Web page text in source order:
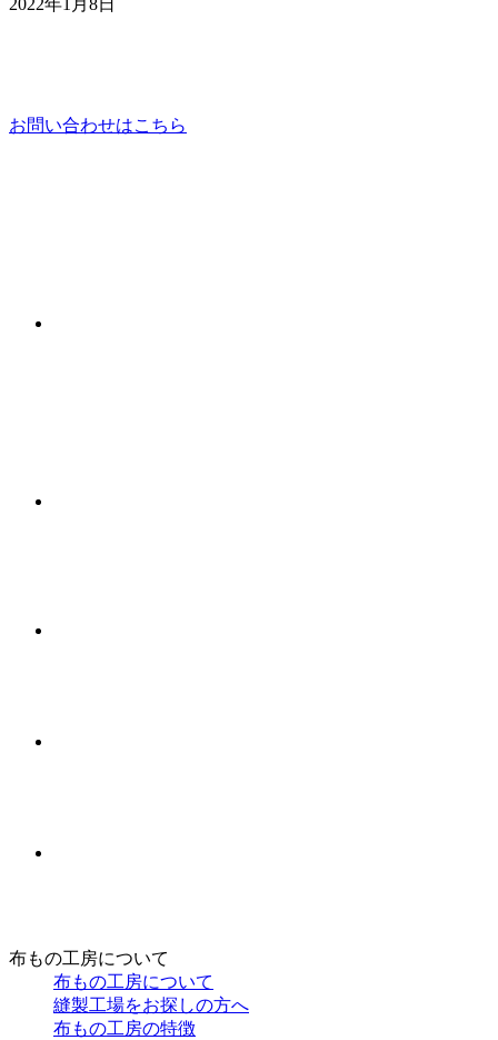
お問い合わせはこちら
布もの工房について
布もの工房について
縫製工場をお探しの方へ
布もの工房の特徴